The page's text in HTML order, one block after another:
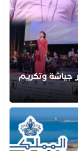
جياشة وتكريم